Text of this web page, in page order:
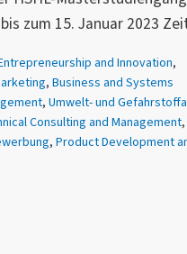
zum 15. Januar 2023
and Innovation,
, Business and Systems
, Umwelt- und
Consulting and Management,
, Product Development